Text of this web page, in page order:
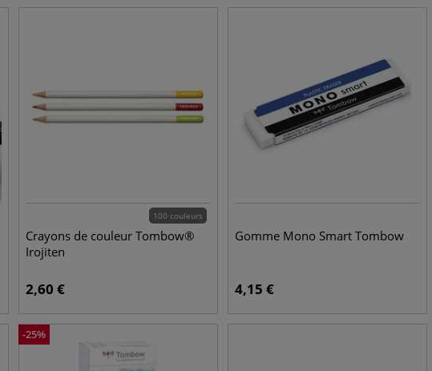
100 couleurs
Crayons de couleur Tombow®
Irojiten
2,60 €
Gomme Mono Smart Tombow
4,15 €
-25%